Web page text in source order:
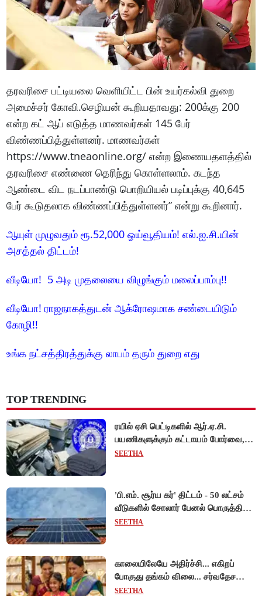
தரவரிசை பட்டியலை வெளியிட்ட பின் உயர்கல்வி துறை
அமைச்சர் கோவி.செழியன் கூறியதாவது: 200க்கு 200
என்ற கட் ஆப் எடுத்த மாணவர்கள் 145 பேர்
விண்ணப்பித்துள்ளனர். மாணவர்கள்
https://www.tneaonline.org/ என்ற இணையதளத்தில்
தரவரிசை எண்ணை தெரிந்து கொள்ளலாம். கடந்த
ஆண்டை விட நடப்பாண்டு பொறியியல் படிப்புக்கு 40,645
பேர் கூடுதலாக விண்ணப்பித்துள்ளனர்” என்று கூறினார்.
ஆயுள் முழுவதும் ரூ.52,000 ஓய்வூதியம்! எல்.ஐ.சி.யின்
அசத்தல் திட்டம்!
வீடியோ! 5 அடி முதலையை விழுங்கும் மலைப்பாம்பு!!
வீடியோ! ராஜநாகத்துடன் ஆக்ரோஷமாக சண்டையிடும்
கோழி!!
உங்க நட்சத்திரத்துக்கு லாபம் தரும் துறை எது
TOP TRENDING
ரயில் ஏசி பெட்டிகளில் ஆர்.ஏ.சி.
பயணிகளுக்கும் கட்டாயம் போர்வை,
கம்பளி வழங்க உத்தரவு!
SEETHA
'பி.எம். சூர்ய கர்' திட்டம் - 50 லட்சம்
வீடுகளில் சோலார் பேனல் பொருத்தி
மத்திய அரசு சாதனை!
SEETHA
காலையிலேயே அதிர்ச்சி... எகிறப்
போகுது தங்கம் விலை... சர்வதேச
சந்தையில் $192 உயர்வு - இந்திய
SEETHA